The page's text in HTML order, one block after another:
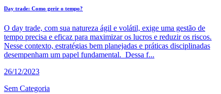
Day trade: Como gerir o tempo?
O day trade, com sua natureza ágil e volátil, exige uma gestão de
tempo precisa e eficaz para maximizar os lucros e reduzir os riscos.
Nesse contexto, estratégias bem planejadas e práticas disciplinadas
desempenham um papel fundamental. Dessa f...
26/12/2023
Sem Categoria